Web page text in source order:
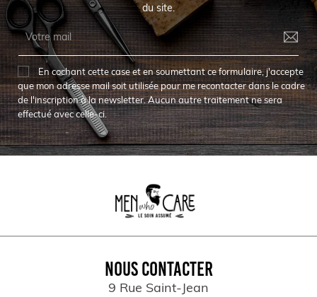
du site.
En cochant cette case et en soumettant ce formulaire, j'accepte
que mon adresse mail soit utilisée pour me recontacter dans le cadre
de l'inscription à la newsletter. Aucun autre traitement ne sera
effectué avec celle-ci.
NOUS CONTACTER
9 Rue Saint-Jean